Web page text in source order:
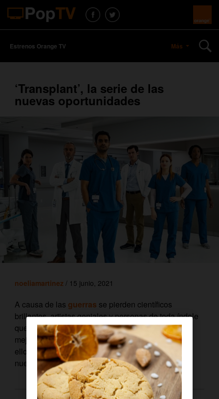
Estrenos Orange TV Más
‘Transplant’, la serie de las
nuevas oportunidades
noeliamartinez / 15 junio, 2021
A causa de las guerras se pierden científicos
brillantes, artistas geniales y personas de toda índole
que ya no podrán aportar su granito de arena para
mejorar nuestra sociedad.Sin embargo, muchos de
ellos consiguen escapar del horror y construir un
nuevo destino. Esa es la historia de ‘Transplant’